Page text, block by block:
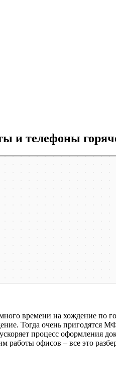
и телефоны
времени на хождение по
Тогда очень
процесс оформления
офисов – все это